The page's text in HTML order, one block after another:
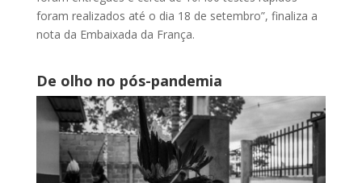
foram realizados até o dia 18 de setembro”, finaliza a
nota da Embaixada da França.
De olho no pós-pandemia